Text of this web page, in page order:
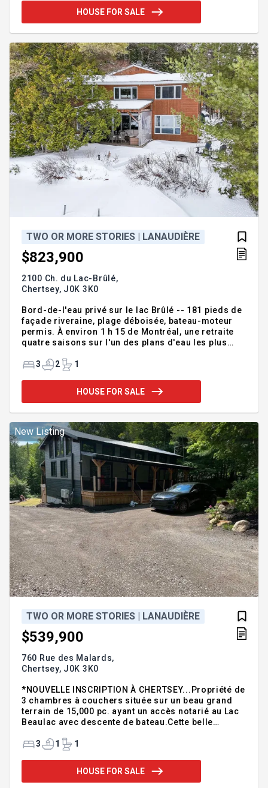
de frontage sur le Lac Couture, elle propose un
accès direct à un plan d'eau paisible, idéal pour le
tranquillité et la qualité de son environnement. À
HOUSE FOR SALE
TWO OR MORE STORIES | LANAUDIÈRE
$823,900
2100 Ch. du Lac-Brûlé,
Chertsey, J0K 3K0
Bord-de-l'eau privé sur le lac Brûlé -- 181 pieds de
façade riveraine, plage déboisée, bateau-moteur
permis. À environ 1 h 15 de Montréal, une retraite
quatre saisons sur l'un des plans d'eau les plus
pureté et la limpidité exceptionnelles de ses eaux,
pêche, navigation -- un privilège rare dans la
région. 181 pieds linéaires de littoral privé, dont 82
lac, sans éblouissement direct. Ce n'est pas qu
3 2 1
HOUSE FOR SALE
New Listing
TWO OR MORE STORIES | LANAUDIÈRE
$539,900
760 Rue des Malards,
Chertsey, J0K 3K0
*NOUVELLE INSCRIPTION À CHERTSEY...Propriété de
3 chambres à couchers située sur un beau grand
terrain de 15,000 pc. ayant un accès notarié au Lac
Beaulac avec descente de bateau.Cette belle
demeure principale ou vous aimerez y installer
des grandes villes ou de l'aménager comme
résidence secondaire qui deviendra votre Oasis de
3 1 1
HOUSE FOR SALE